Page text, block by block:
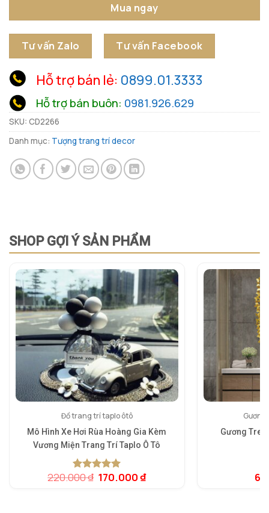
Mua ngay
Tư vấn Zalo Tư vấn Facebook
Hỗ trợ bán lẻ: 0899.01.3333
Hỗ trợ bán buôn: 0981.926.629
SKU: CD2266
Danh mục: Tượng trang trí decor
SHOP GỢI Ý SẢN PHẨM
Đồ trang trí taplo ôtô
Mô Hình Xe Hơi Rùa Hoàng Gia Kèm
Vương Miện Trang Trí Taplo Ô Tô
5.00trên 5
1
220.000₫ Giá
170.000₫Giá
Gương